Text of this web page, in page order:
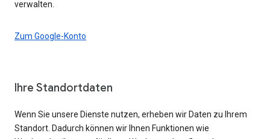
verwalten.
Zum Google-Konto
Ihre Standortdaten
Wenn Sie unsere Dienste nutzen, erheben wir Daten zu Ihrem
Standort. Dadurch können wir Ihnen Funktionen wie